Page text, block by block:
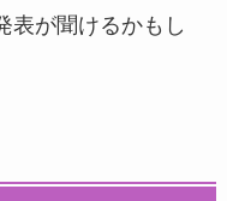
表が聞けるかもし